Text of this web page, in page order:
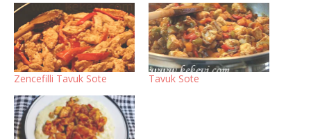
Zencefilli Tavuk Sote Tavuk Sote